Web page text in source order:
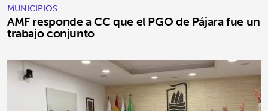
MUNICIPIOS
AMF responde a CC que el PGO de Pájara fue un
trabajo conjunto